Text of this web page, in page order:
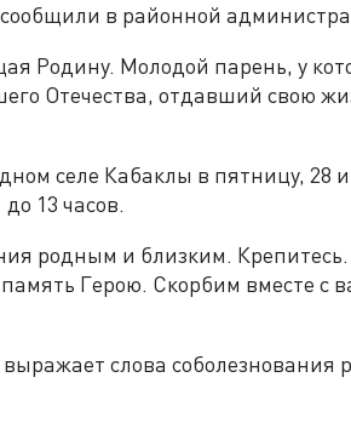
в районной
Родину. Молодой парень, у
Отечества, отдавший свою
селе Кабаклы в пятницу, 28
13 часов.
родным и близким.
Герою. Скорбим вместе с
слова соболезнования